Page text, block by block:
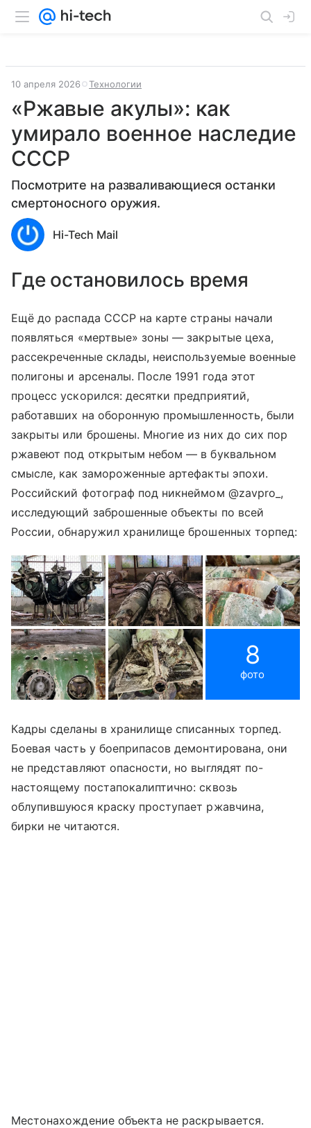
10 апреля 2026 Технологии
«Ржавые акулы»: как
умирало военное наследие
СССР
Посмотрите на разваливающиеся останки
смертоносного оружия.
Hi-Tech Mail
Где остановилось время
Ещё до распада СССР на карте страны начали
появляться «мертвые» зоны — закрытые цеха,
рассекреченные склады, неиспользуемые военные
полигоны и арсеналы. После 1991 года этот
процесс ускорился: десятки предприятий,
работавших на оборонную промышленность, были
закрыты или брошены. Многие из них до сих пор
ржавеют под открытым небом — в буквальном
смысле, как замороженные артефакты эпохи.
Российский фотограф под никнеймом @zavpro_,
исследующий заброшенные объекты по всей
России, обнаружил хранилище брошенных торпед:
8
фото
Кадры сделаны в хранилище списанных торпед.
Боевая часть у боеприпасов демонтирована, они
не представляют опасности, но выглядят по-
настоящему постапокалиптично: сквозь
облупившуюся краску проступает ржавчина,
бирки не читаются.
Местонахождение объекта не раскрывается.